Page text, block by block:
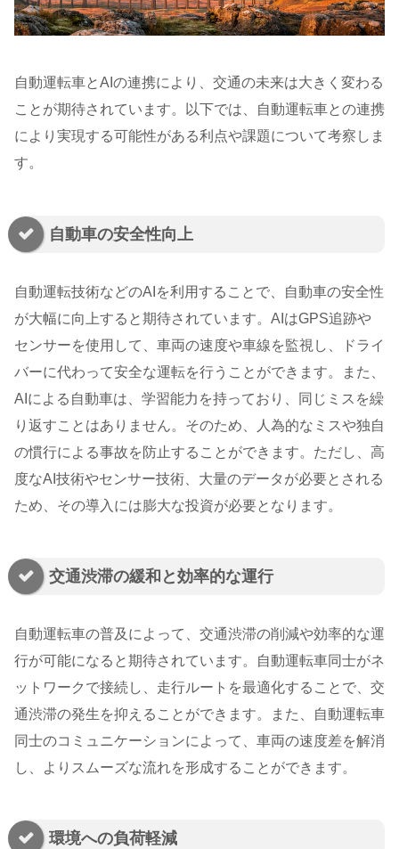
自動運転車とAIの連携により、交通の未来は大きく変わる
ことが期待されています。以下では、自動運転車との連携
により実現する可能性がある利点や課題について考察しま
す。
自動車の安全性向上
自動運転技術などのAIを利用することで、自動車の安全性
が大幅に向上すると期待されています。AIはGPS追跡や
センサーを使用して、車両の速度や車線を監視し、ドライ
バーに代わって安全な運転を行うことができます。また、
AIによる自動車は、学習能力を持っており、同じミスを繰
り返すことはありません。そのため、人為的なミスや独自
の慣行による事故を防止することができます。ただし、高
度なAI技術やセンサー技術、大量のデータが必要とされる
ため、その導入には膨大な投資が必要となります。
交通渋滞の緩和と効率的な運行
自動運転車の普及によって、交通渋滞の削減や効率的な運
行が可能になると期待されています。自動運転車同士がネ
ットワークで接続し、走行ルートを最適化することで、交
通渋滞の発生を抑えることができます。また、自動運転車
同士のコミュニケーションによって、車両の速度差を解消
し、よりスムーズな流れを形成することができます。
環境への負荷軽減